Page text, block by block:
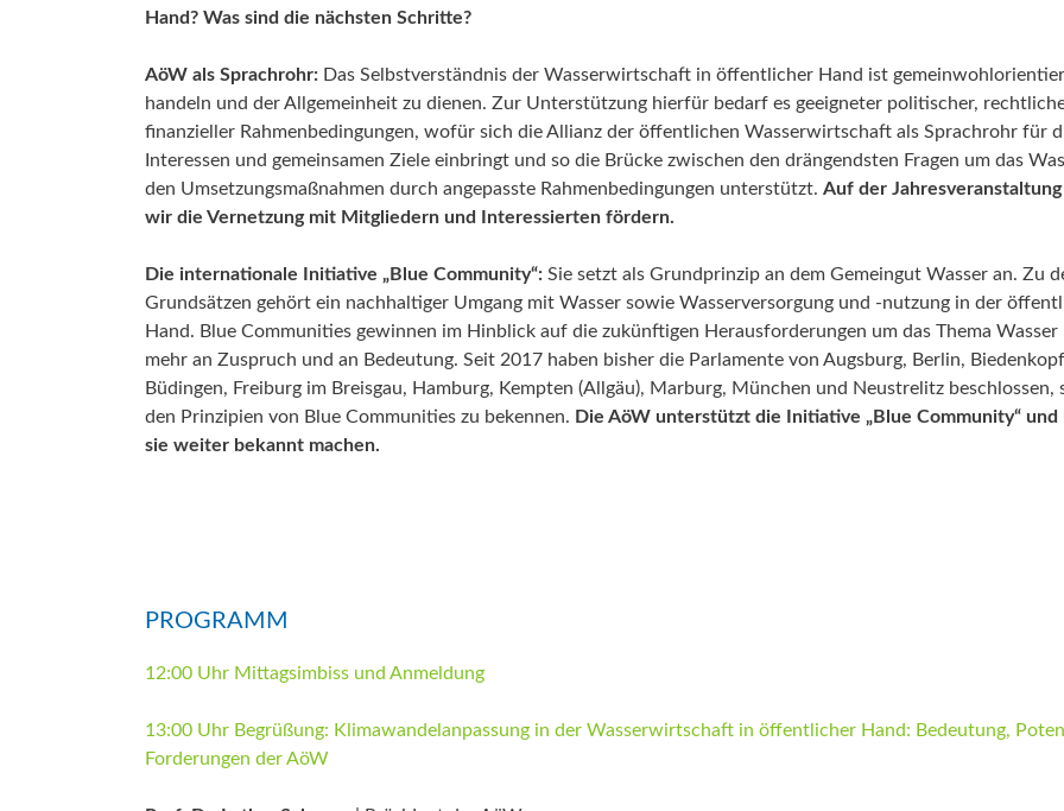
Hand? Was sind die nächsten Schritte?
AöW als Sprachrohr: Das Selbstverständnis der Wasserwirtschaft in öffentlicher Hand ist
handeln und der Allgemeinheit zu dienen. Zur Unterstützung hierfür bedarf es geeigneter politischer,
finanzieller Rahmenbedingungen, wofür sich die Allianz der öffentlichen Wasserwirtschaft als Sprachrohr für
Interessen und gemeinsamen Ziele einbringt und so die Brücke zwischen den drängendsten Fragen um das
den Umsetzungsmaßnahmen durch angepasste Rahmenbedingungen unterstützt. Auf der
wir die Vernetzung mit Mitgliedern und Interessierten fördern.
Die internationale Initiative „Blue Community“: Sie setzt als Grundprinzip an dem Gemeingut Wasser an. Zu
Grundsätzen gehört ein nachhaltiger Umgang mit Wasser sowie Wasserversorgung und -nutzung in der
Hand. Blue Communities gewinnen im Hinblick auf die zukünftigen Herausforderungen um das Thema Wasser
mehr an Zuspruch und an Bedeutung. Seit 2017 haben bisher die Parlamente von Augsburg, Berlin,
Büdingen, Freiburg im Breisgau, Hamburg, Kempten (Allgäu), Marburg, München und Neustrelitz beschlossen,
den Prinzipien von Blue Communities zu bekennen. Die AöW unterstützt die Initiative „Blue Community“ und
sie weiter bekannt machen.
PROGRAMM
12:00 Uhr Mittagsimbiss und Anmeldung
13:00 Uhr Begrüßung: Klimawandelanpassung in der Wasserwirtschaft in öffentlicher Hand: Bedeutung,
Forderungen der AöW